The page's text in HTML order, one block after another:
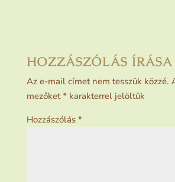
HOZZÁSZÓLÁS ÍRÁSA
Az e-mail címet nem tesszük közzé.
mezőket* karakterrel jelöltük
Hozzászólás *